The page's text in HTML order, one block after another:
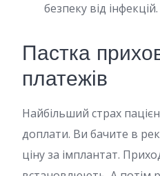
безпеку від інфекцій.
Пастка
платежів
Найбільший страх
доплати. Ви бачите в
ціну за імплантат.